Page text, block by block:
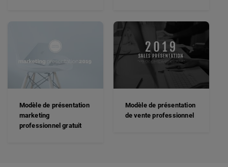
Modèle de présentation
marketing
professionnel gratuit
Modèle de présentation
de vente professionnel